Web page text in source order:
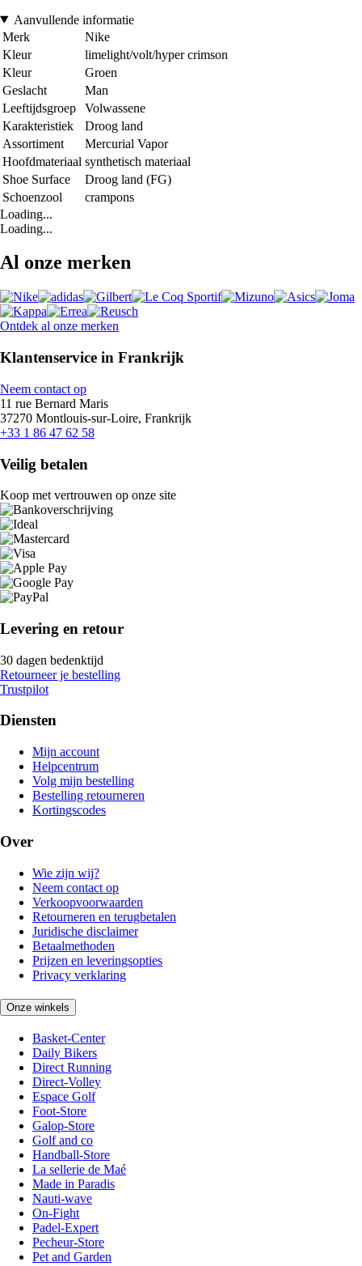
Aanvullende informatie
Merk
Nike
Kleur
limelight/volt/hyper crimson
Kleur
Groen
Geslacht
Man
Leeftijdsgroep
Volwassene
Karakteristiek
Droog land
Assortiment
Mercurial Vapor
Hoofdmateriaal synthetisch materiaal
Shoe Surface
Droog land (FG)
Schoenzool
crampons
Loading...
Loading...
Al onze merken
Ontdek al onze merken
Klantenservice in Frankrijk
Neem contact op
11 rue Bernard Maris
37270 Montlouis-sur-Loire, Frankrijk
+33 1 86 47 62 58
Veilig betalen
Koop met vertrouwen op onze site
Levering en retour
30 dagen bedenktijd
Retourneer je bestelling
Trustpilot
Diensten
Mijn account
Helpcentrum
Volg mijn bestelling
Bestelling retourneren
Kortingscodes
Over
Wie zijn wij?
Neem contact op
Verkoopvoorwaarden
Retourneren en terugbetalen
Juridische disclaimer
Betaalmethoden
Prijzen en leveringsopties
Privacy verklaring
Onze winkels
Basket-Center
Daily Bikers
Direct Running
Direct-Volley
Espace Golf
Foot-Store
Galop-Store
Golf and co
Handball-Store
La sellerie de Maé
Made in Paradis
Nauti-wave
On-Fight
Padel-Expert
Pecheur-Store
Pet and Garden